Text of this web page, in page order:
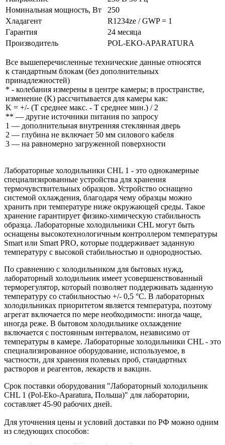
Номинальная мощность, Вт
250
Хладагент
R1234ze / GWP = 1
Гарантия
24 месяца
Производитель
POL-EKO-APARATURA
Все вышеперечисленные технические данные относятся
к стандартным блокам (без дополнительных
принадлежностей)
* - колебания измерены в центре камеры; в пространстве,
изменение (K) рассчитывается для камеры как:
K = +/- (T среднее макс. - T среднее мин.) / 2
** — другие источники питания по запросу
1 — дополнительная внутренняя стеклянная дверь
2 — глубина не включает 50 мм силового кабеля
3 — на равномерно загруженной поверхности
Лабораторные холодильники CHL 1 - это однокамерные
специализированные устройства для хранения
термочувствительных образцов. Устройство оснащено
системой охлаждения, благодаря чему образцы можно
хранить при температуре ниже окружающей среды. Такое
хранение гарантирует физико-химическую стабильность
образца. Лабораторные холодильники CHL могут быть
оснащены высокотехнологичным контроллером температуры
Smart или Smart PRO, которые поддерживает заданную
температуру с высокой стабильностью и однородностью.
По сравнению с холодильником для бытовых нужд,
лабораторный холодильник имеет усовершенствованный
терморегулятор, который позволяет поддерживать заданную
температуру со стабильностью +/- 0,5 °C. В лабораторных
холодильниках приоритетом является температура, поэтому
агрегат включается по мере необходимости: иногда чаще,
иногда реже. В бытовом холодильнике охлаждение
включается с постоянным интервалом, независимо от
температуры в камере. Лабораторные холодильники CHL - это
специализированное оборудование, используемое, в
частности, для хранения полевых проб, стандартных
растворов и реагентов, лекарств и вакцин.
Срок поставки оборудования "Лабораторный холодильник
CHL 1 (Pol-Eko-Aparatura, Польша)" для лаборатории,
составляет 45-90 рабочих дней.
Для уточнения цены и условий доставки по РФ можно одним
из следующих способов: